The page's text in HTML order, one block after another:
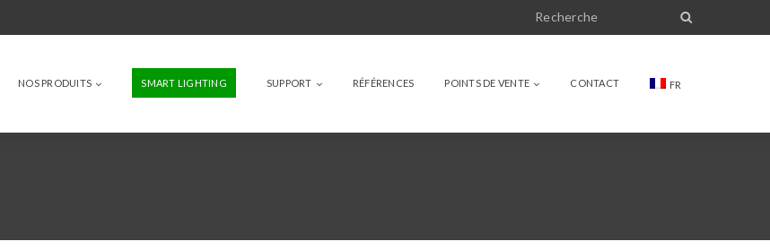
NOS PRODUITS SMART LIGHTING SUPPORT RÉFÉRENCES POINTS DE VENTE CONTACT FR